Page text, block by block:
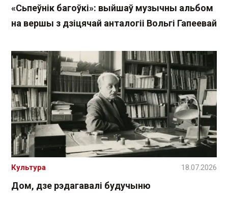
«Сьпеўнік багоўкі»: выйшаў музычны альбом
на вершы з дзіцячай анталогіі Вольгі Гапеевай
Дом, дзе рэдагавалі будучыню
Культура 18.07.2026